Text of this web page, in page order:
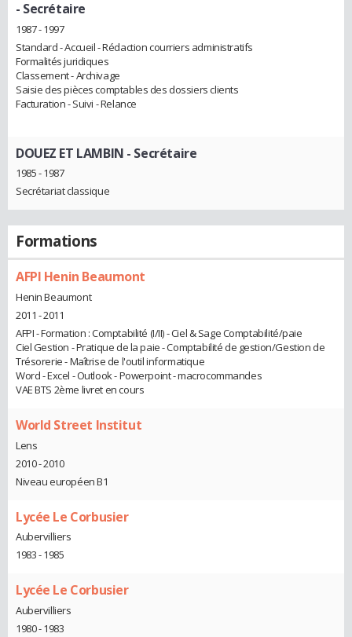
- Secrétaire
1987 - 1997
Standard - Accueil - Rédaction courriers administratifs
Formalités juridiques
Classement - Archivage
Saisie des pièces comptables des dossiers clients
Facturation - Suivi - Relance
DOUEZ ET LAMBIN - Secrétaire
1985 - 1987
Secrétariat classique
Formations
AFPI Henin Beaumont
Henin Beaumont
2011 - 2011
AFPI - Formation : Comptabilité (I/II) - Ciel & Sage Comptabilité/paie
Ciel Gestion - Pratique de la paie - Comptabilité de gestion/Gestion de
Trésorerie - Maîtrise de l'outil informatique
Word - Excel - Outlook - Powerpoint - macrocommandes
VAE BTS 2ème livret en cours
World Street Institut
Lens
2010 - 2010
Niveau européen B1
Lycée Le Corbusier
Aubervilliers
1983 - 1985
Lycée Le Corbusier
Aubervilliers
1980 - 1983